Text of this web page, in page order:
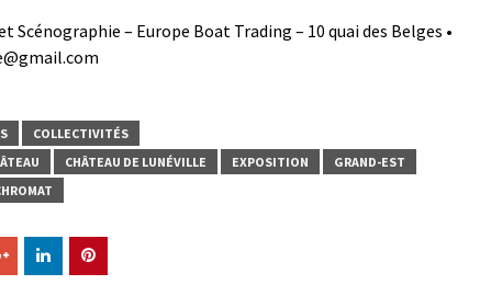
Scénographie – Europe Boat Trading – 10 quai des Belges •
COLLECTIVITÉS
CHÂTEAU DE LUNÉVILLE EXPOSITION
GRAND-EST